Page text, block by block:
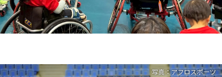
写真：アフロスポーツ